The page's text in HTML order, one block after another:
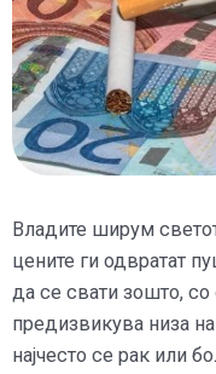
Владите ширум
цените ги одвратат
да се свати зошто,
предизвикува низа
најчесто се рак или